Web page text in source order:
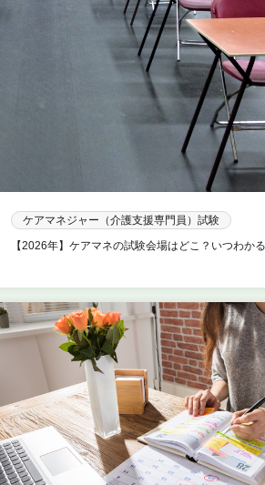
ケアマネジャー（介護支援専門員）試験
【2026年】ケアマネの試験会場はどこ？いつわか